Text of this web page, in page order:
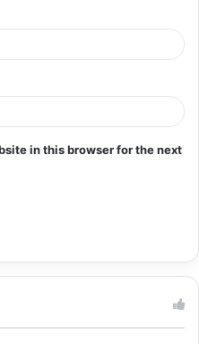
in this browser for the next